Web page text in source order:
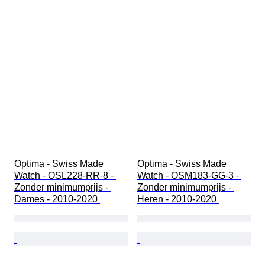
Optima - Swiss Made
Watch - OSL228-RR-8 -
Zonder minimumprijs -
Dames - 2010-2020
Optima - Swiss Made
Watch - OSM183-GG-3 -
Zonder minimumprijs -
Heren - 2010-2020